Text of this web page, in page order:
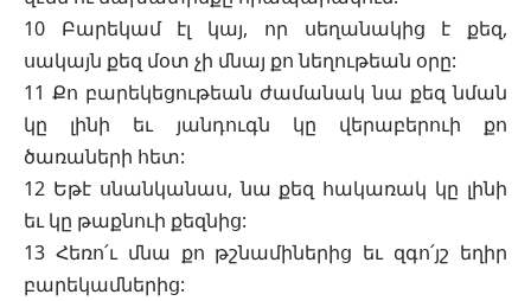
10 Բարեկամ էլ կայ, որ սեղանակից է քեզ,
սակայն քեզ մօտ չի մնայ քո նեղութեան օրը:
11 Քո բարեկեցութեան ժամանակ նա քեզ նման
կը լինի եւ յանդուգն կը վերաբերուի քո
ծառաների հետ:
12 Եթէ սնանկանաս, նա քեզ հակառակ կը լինի
եւ կը թաքնուի քեզնից:
13 Հեռո՛ւ մնա քո թշնամիներից եւ զգո՛յշ եղիր
բարեկամներից: